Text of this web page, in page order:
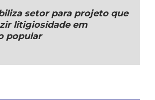
setor para projeto que
litigiosidade em
popular